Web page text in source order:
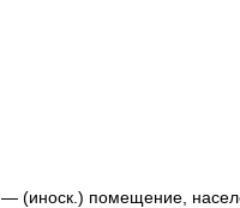
— (иноск.) помещение,